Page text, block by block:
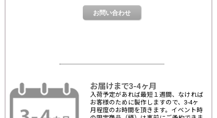
お届けまで3-4ヶ月
入荷予定があれば最短１週間、なければ
お客様のために製作しますので、3-4ヶ
月程度のお時間を頂きます。イベント時